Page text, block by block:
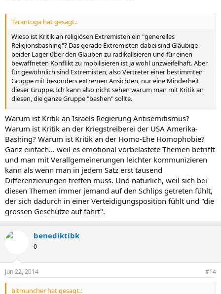
Tarantoga hat gesagt.:
Wieso ist Kritik an religiösen Extremisten ein "generelles
Religionsbashing"? Das gerade Extremisten dabei sind Gläubige
beider Lager über den Glauben zu radikalisieren und für einen
bewaffneten Konflikt zu mobilisieren ist ja wohl unzweifelhaft. Aber
für gewöhnlich sind Extremisten, also Vertreter einer bestimmten
Gruppe mit besonders extremen Ansichten, nur eine Minderheit
dieser Gruppe. Ich kann also nicht sehen warum man mit Kritik an
diesen, die ganze Gruppe "bashen" sollte.
...
Es ist aber immer wieder bemerkenswert wie Kritik an konkreten
Punkten einer Religion oder einer religiösen Gruppierung, sofort als
"Religionsbashing" disqualifiziert wird.
Warum ist Kritik an Israels Regierung Antisemitismus?
Warum ist Kritik an der Kriegstreiberei der USA Amerika-
Bashing? Warum ist Kritik an der Homo-Ehe Homophobie?
Ganz einfach... weil es emotional vorbelastete Themen betrifft
und man mit Verallgemeinerungen leichter kommunizieren
kann als wenn man in jedem Satz erst tausend
Differenzierungen treffen muss. Und natürlich, weil sich bei
diesen Themen immer jemand auf den Schlips getreten fühlt,
der sich dadurch in einer Verteidigungsposition fühlt und "die
grossen Geschütze auf fährt".
benediktibk
0
Jun 22, 2014 #14
bitmuncher hat gesagt.: